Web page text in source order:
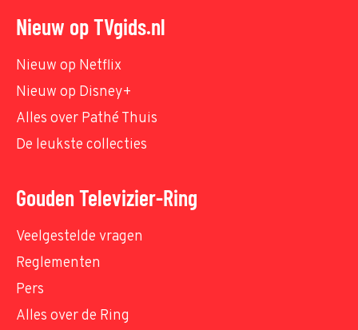
Nieuw op TVgids.nl
Nieuw op Netflix
Nieuw op Disney+
Alles over Pathé Thuis
De leukste collecties
Gouden Televizier-Ring
Veelgestelde vragen
Reglementen
Pers
Alles over de Ring